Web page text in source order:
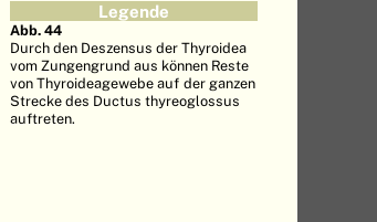
Legende
Abb. 44
Durch den Deszensus der Thyroidea
vom Zungengrund aus können Reste
von Thyroideagewebe auf der ganzen
Strecke des Ductus thyreoglossus
auftreten.